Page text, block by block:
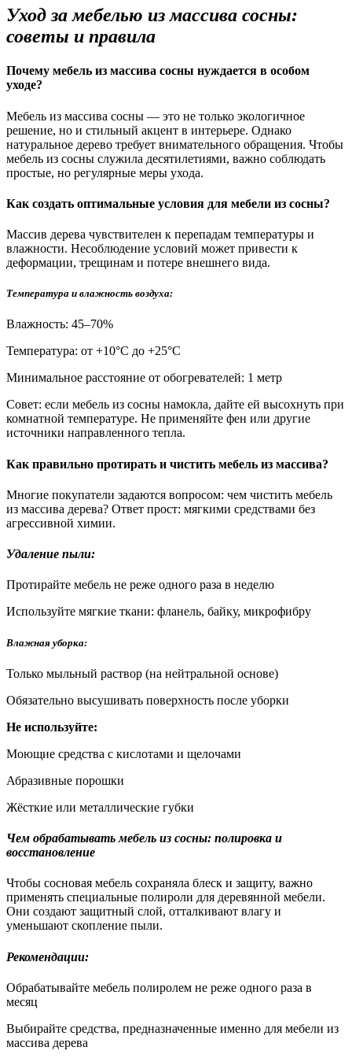
Уход за мебелью из массива сосны:
советы и правила
Почему мебель из массива сосны нуждается в особом
уходе?
Мебель из массива сосны — это не только экологичное
решение, но и стильный акцент в интерьере. Однако
натуральное дерево требует внимательного обращения. Чтобы
мебель из сосны служила десятилетиями, важно соблюдать
простые, но регулярные меры ухода.
Как создать оптимальные условия для мебели из сосны?
Массив дерева чувствителен к перепадам температуры и
влажности. Несоблюдение условий может привести к
деформации, трещинам и потере внешнего вида.
Температура и влажность воздуха:
Влажность: 45–70%
Температура: от +10°С до +25°С
Минимальное расстояние от обогревателей: 1 метр
Совет: если мебель из сосны намокла, дайте ей высохнуть при
комнатной температуре. Не применяйте фен или другие
источники направленного тепла.
Как правильно протирать и чистить мебель из массива?
Многие покупатели задаются вопросом: чем чистить мебель
из массива дерева? Ответ прост: мягкими средствами без
агрессивной химии.
Удаление пыли:
Протирайте мебель не реже одного раза в неделю
Используйте мягкие ткани: фланель, байку, микрофибру
Влажная уборка:
Только мыльный раствор (на нейтральной основе)
Обязательно высушивать поверхность после уборки
Не используйте:
Моющие средства с кислотами и щелочами
Абразивные порошки
Жёсткие или металлические губки
Чем обрабатывать мебель из сосны: полировка и
восстановление
Чтобы сосновая мебель сохраняла блеск и защиту, важно
применять специальные полироли для деревянной мебели.
Они создают защитный слой, отталкивают влагу и
уменьшают скопление пыли.
Рекомендации:
Обрабатывайте мебель полиролем не реже одного раза в
месяц
Выбирайте средства, предназначенные именно для мебели из
массива дерева